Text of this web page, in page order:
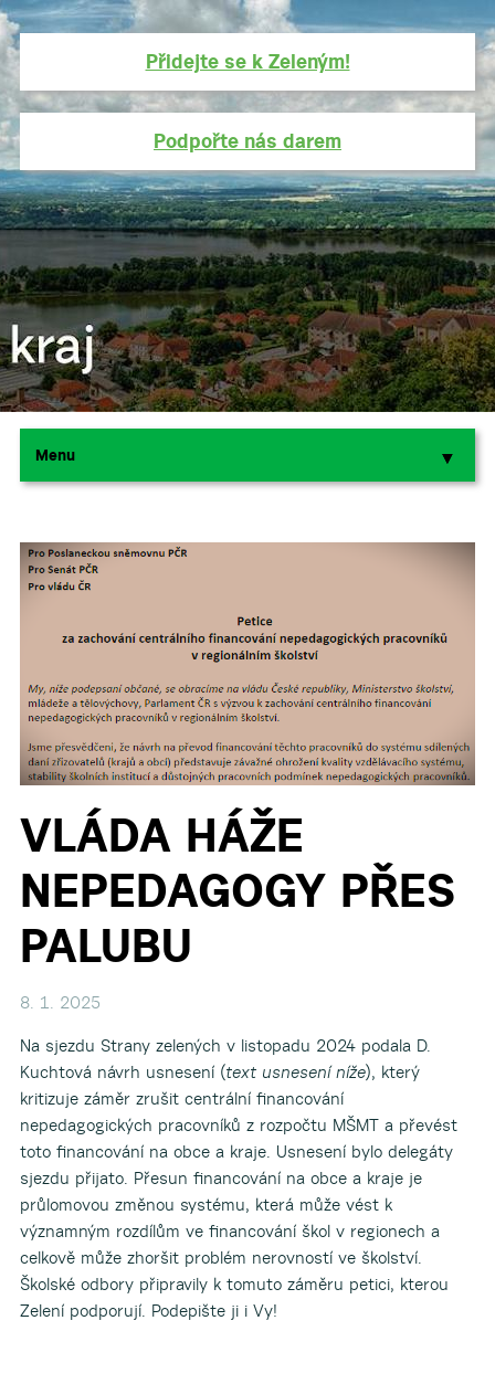
Přidejte se k Zeleným!
Podpořte nás darem
Menu ▼
▼
VLÁDA HÁŽE
NEPEDAGOGY PŘES
PALUBU
8. 1. 2025
Na sjezdu Strany zelených v listopadu 2024 podala D.
Kuchtová návrh usnesení (text usnesení níže), který
kritizuje záměr zrušit centrální financování
nepedagogických pracovníků z rozpočtu MŠMT a převést
toto financování na obce a kraje. Usnesení bylo delegáty
sjezdu přijato. Přesun financování na obce a kraje je
průlomovou změnou systému, která může vést k
významným rozdílům ve financování škol v regionech a
celkově může zhoršit problém nerovností ve školství.
Školské odbory připravily k tomuto záměru petici, kterou
Zelení podporují. Podepište ji i Vy!